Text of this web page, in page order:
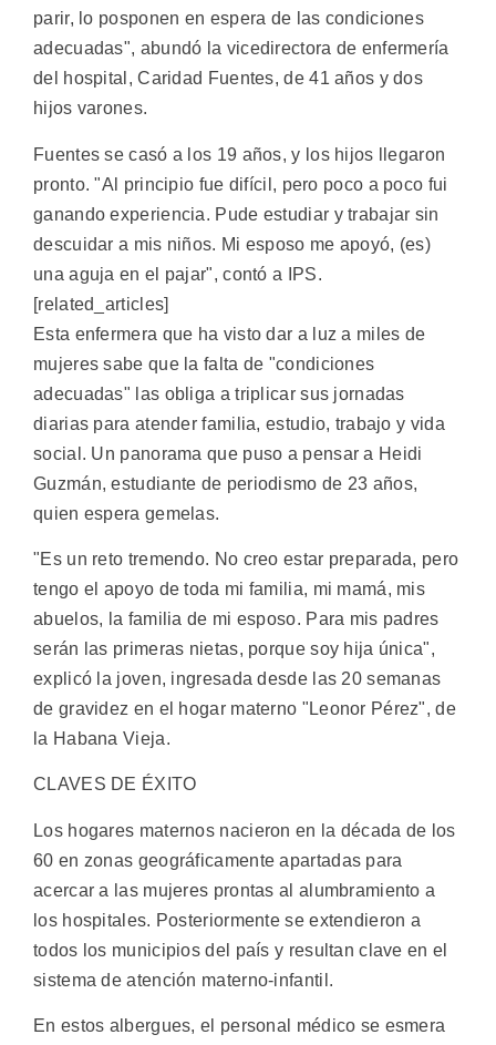
parir, lo posponen en espera de las condiciones
adecuadas", abundó la vicedirectora de enfermería
del hospital, Caridad Fuentes, de 41 años y dos
hijos varones.
Fuentes se casó a los 19 años, y los hijos llegaron
pronto. "Al principio fue difícil, pero poco a poco fui
ganando experiencia. Pude estudiar y trabajar sin
descuidar a mis niños. Mi esposo me apoyó, (es)
una aguja en el pajar", contó a IPS.
[related_articles]
Esta enfermera que ha visto dar a luz a miles de
mujeres sabe que la falta de "condiciones
adecuadas" las obliga a triplicar sus jornadas
diarias para atender familia, estudio, trabajo y vida
social. Un panorama que puso a pensar a Heidi
Guzmán, estudiante de periodismo de 23 años,
quien espera gemelas.
"Es un reto tremendo. No creo estar preparada, pero
tengo el apoyo de toda mi familia, mi mamá, mis
abuelos, la familia de mi esposo. Para mis padres
serán las primeras nietas, porque soy hija única",
explicó la joven, ingresada desde las 20 semanas
de gravidez en el hogar materno "Leonor Pérez", de
la Habana Vieja.
CLAVES DE ÉXITO
Los hogares maternos nacieron en la década de los
60 en zonas geográficamente apartadas para
acercar a las mujeres prontas al alumbramiento a
los hospitales. Posteriormente se extendieron a
todos los municipios del país y resultan clave en el
sistema de atención materno-infantil.
En estos albergues, el personal médico se esmera